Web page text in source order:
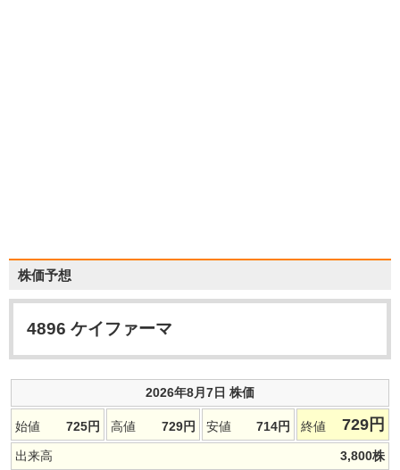
株価予想
4896 ケイファーマ
2026年8月7日 株価
始値 725円 高値 729円 安値 714円 終値 729 円
出来高 3,800株